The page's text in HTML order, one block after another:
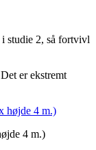
studie 2, så fortvivl
er ekstremt
4 m.)